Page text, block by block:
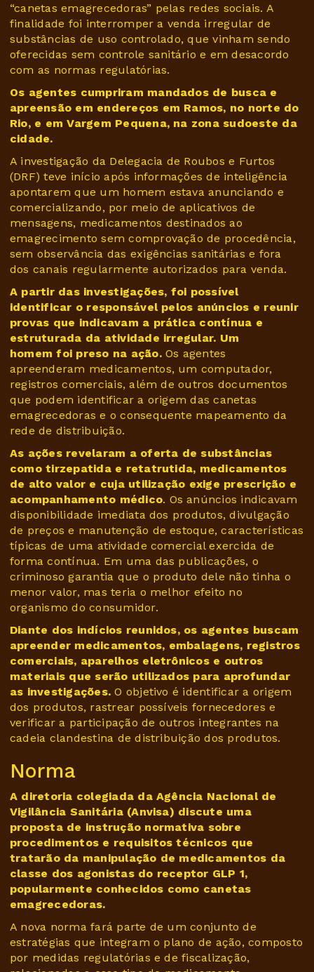
“canetas emagrecedoras” pelas redes sociais. A
finalidade foi interromper a venda irregular de
substâncias de uso controlado, que vinham sendo
oferecidas sem controle sanitário e em desacordo
com as normas regulatórias.
Os agentes cumpriram mandados de busca e
apreensão em endereços em Ramos, no norte do
Rio, e em Vargem Pequena, na zona sudoeste da
cidade.
A investigação da Delegacia de Roubos e Furtos
(DRF) teve início após informações de inteligência
apontarem que um homem estava anunciando e
comercializando, por meio de aplicativos de
mensagens, medicamentos destinados ao
emagrecimento sem comprovação de procedência,
sem observância das exigências sanitárias e fora
dos canais regularmente autorizados para venda.
A partir das investigações, foi possível
identificar o responsável pelos anúncios e reunir
provas que indicavam a prática contínua e
estruturada da atividade irregular. Um
homem foi preso na ação.Os agentes
apreenderam medicamentos, um computador,
registros comerciais, além de outros documentos
que podem identificar a origem das canetas
emagrecedoras e o consequente mapeamento da
rede de distribuição.
As ações revelaram a oferta de substâncias
como tirzepatida e retatrutida, medicamentos
de alto valor e cuja utilização exige prescrição e
acompanhamento médico. Os anúncios indicavam
disponibilidade imediata dos produtos, divulgação
de preços e manutenção de estoque, características
típicas de uma atividade comercial exercida de
forma contínua. Em uma das publicações, o
criminoso garantia que o produto dele não tinha o
menor valor, mas teria o melhor efeito no
organismo do consumidor.
Diante dos indícios reunidos, os agentes buscam
apreender medicamentos, embalagens, registros
comerciais, aparelhos eletrônicos e outros
materiais que serão utilizados para aprofundar
as investigações. O objetivo é identificar a origem
dos produtos, rastrear possíveis fornecedores e
verificar a participação de outros integrantes na
cadeia clandestina de distribuição dos produtos.
Norma
A diretoria colegiada da Agência Nacional de
Vigilância Sanitária (Anvisa) discute uma
proposta de instrução normativa sobre
procedimentos e requisitos técnicos que
tratarão da manipulação de medicamentos da
classe dos agonistas do receptor GLP 1,
popularmente conhecidos como canetas
emagrecedoras.
A nova norma fará parte de um conjunto de
estratégias que integram o plano de ação, composto
por medidas regulatórias e de fiscalização,